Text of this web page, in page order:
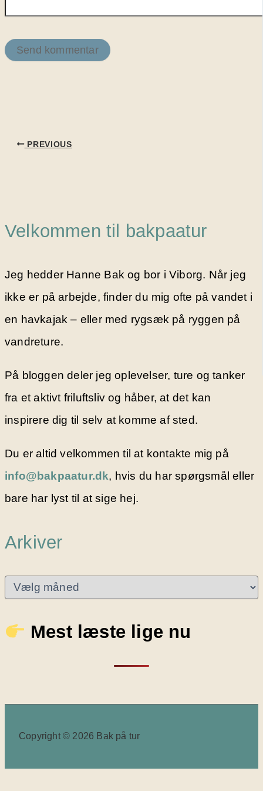
PREVIOUS
Velkommen til bakpaatur
Jeg hedder Hanne Bak og bor i Viborg. Når jeg
ikke er på arbejde, finder du mig ofte på vandet i
en havkajak – eller med rygsæk på ryggen på
vandreture.
På bloggen deler jeg oplevelser, ture og tanker
fra et aktivt friluftsliv og håber, at det kan
inspirere dig til selv at komme af sted.
Du er altid velkommen til at kontakte mig på
info@bakpaatur.dk, hvis du har spørgsmål eller
bare har lyst til at sige hej.
Arkiver
v
e
Mest læste lige nu
Copyright © 2026 Bak på tur